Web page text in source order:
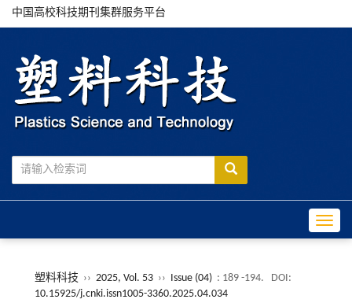
中国高校科技期刊集群服务平台
塑料科技 ›› 2025, Vol. 53 ›› Issue (04) : 189 -194.
DOI:
10.15925/j.cnki.issn1005-3360.2025.04.034